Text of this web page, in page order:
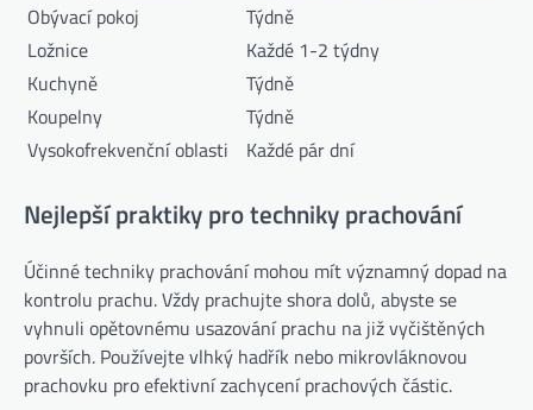
Obývací pokoj
Týdně
Ložnice
Každé 1-2 týdny
Kuchyně
Týdně
Koupelny
Týdně
Vysokofrekvenční oblasti
Každé pár dní
Nejlepší praktiky pro techniky prachování
Účinné techniky prachování mohou mít významný dopad na
kontrolu prachu. Vždy prachujte shora dolů, abyste se
vyhnuli opětovnému usazování prachu na již vyčištěných
površích. Používejte vlhký hadřík nebo mikrovláknovou
prachovku pro efektivní zachycení prachových částic.